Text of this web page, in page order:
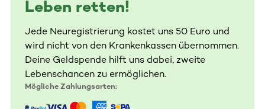
Leben retten!
Jede Neuregistrierung kostet uns 50 Euro und
wird nicht von den Krankenkassen übernommen.
Deine Geldspende hilft uns dabei, zweite
Lebenschancen zu ermöglichen.
Mögliche Zahlungsarten: